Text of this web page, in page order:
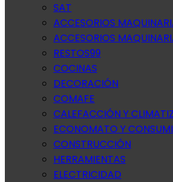
SAT
ACCESORIOS
ACCESORIOS
RESTOS99
COCINAS
DECORACIÓN
COMAFE
CALEFACCIÓN Y
ECONOMATO Y
CONSTRUCCIÓN
HERRAMIENTAS
ELECTRICIDAD